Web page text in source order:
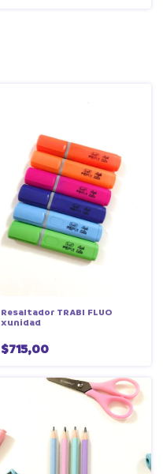
Resaltador TRABI FLUO
xunidad
$715,00